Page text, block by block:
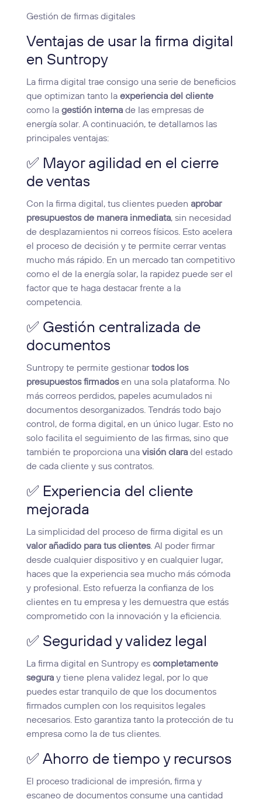
Gestión de firmas digitales
Ventajas de usar la firma digital
en Suntropy
La firma digital trae consigo una serie de beneficios
que optimizan tanto la experiencia del cliente
como la gestión internade las empresas de
energía solar. A continuación, te detallamos las
principales ventajas:
✅ Mayor agilidad en el cierre
de ventas
Con la firma digital, tus clientes pueden aprobar
presupuestos de manera inmediata, sin necesidad
de desplazamientos ni correos físicos. Esto acelera
el proceso de decisión y te permite cerrar ventas
mucho más rápido. En un mercado tan competitivo
como el de la energía solar, la rapidez puede ser el
factor que te haga destacar frente a la
competencia.
✅ Gestión centralizada de
documentos
Suntropy te permite gestionartodos los
presupuestos firmadosen una sola plataforma. No
más correos perdidos, papeles acumulados ni
documentos desorganizados. Tendrás todo bajo
control, de forma digital, en un único lugar. Esto no
solo facilita el seguimiento de las firmas, sino que
también te proporciona una visión claradel estado
de cada cliente y sus contratos.
✅ Experiencia del cliente
mejorada
La simplicidad del proceso de firma digital es un
valor añadido para tus clientes. Al poder firmar
desde cualquier dispositivo y en cualquier lugar,
haces que la experiencia sea mucho más cómoda
y profesional. Esto refuerza la confianza de los
clientes en tu empresa y les demuestra que estás
comprometido con la innovación y la eficiencia.
✅ Seguridad y validez legal
La firma digital en Suntropy es completamente
seguray tiene plena validez legal, por lo que
puedes estar tranquilo de que los documentos
firmados cumplen con los requisitos legales
necesarios. Esto garantiza tanto la protección de tu
empresa como la de tus clientes.
✅ Ahorro de tiempo y recursos
El proceso tradicional de impresión, firma y
escaneo de documentos consume una cantidad